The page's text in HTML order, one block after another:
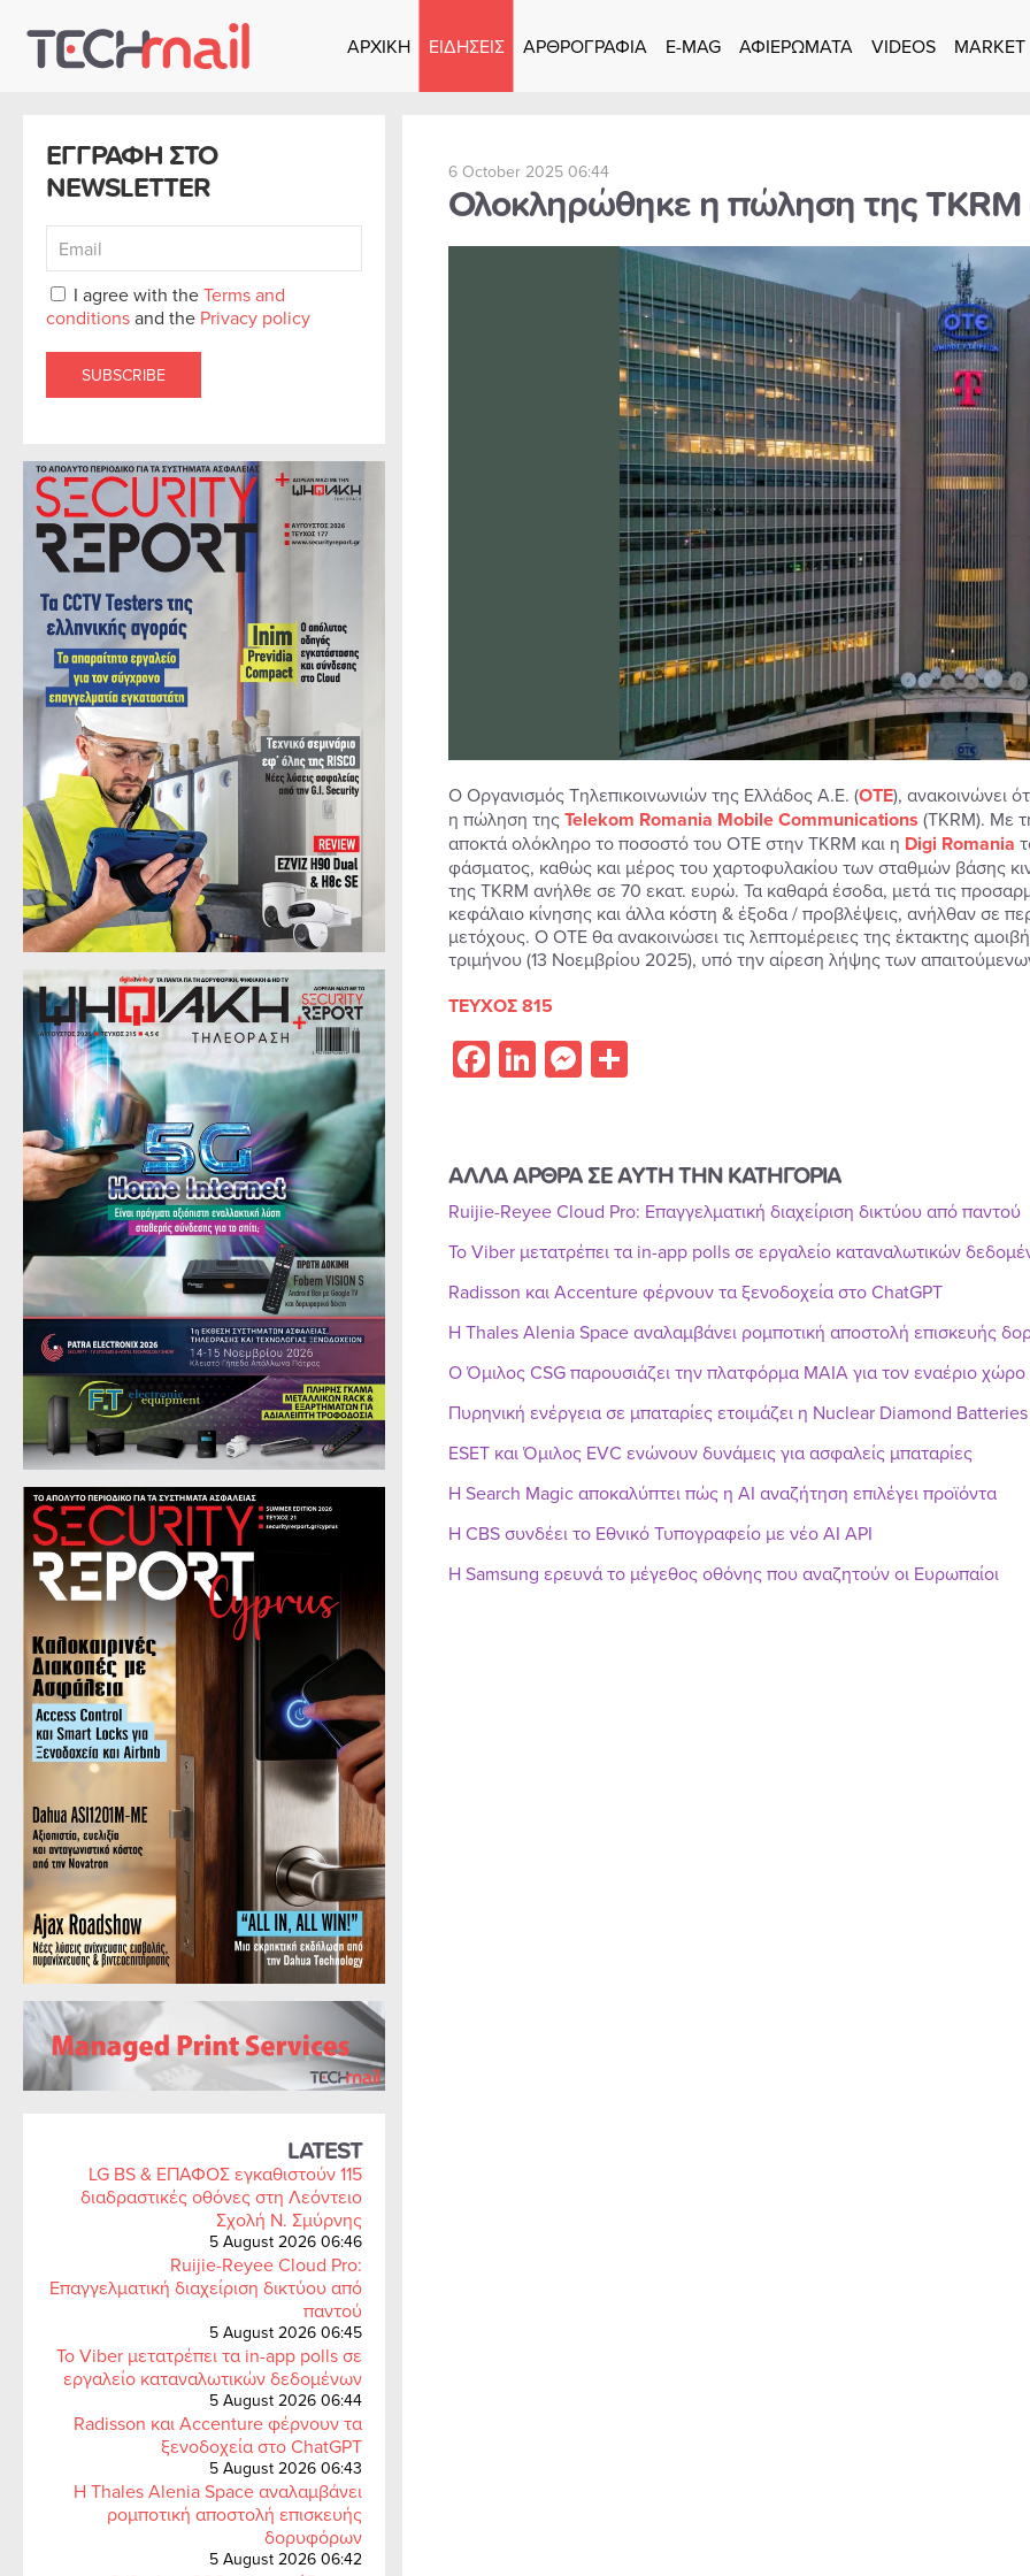
Skip to main content
ΑΡΧΙΚΗ ΕΙΔΗΣΕΙΣ ΑΡΘΡΟΓΡΑΦΙΑ E-MAG ΑΦΙΕΡΩΜΑΤΑ VIDEOS MARKET
ΕΓΓΡΑΦΗ ΣΤΟ
NEWSLETTER
I agree with theTerms and
conditionsand the Privacy policy
SUBSCRIBE
LATEST
LG BS & ΕΠΑΦΟΣ εγκαθιστούν 115
διαδραστικές οθόνες στη Λεόντειο
Σχολή Ν. Σμύρνης
5 August 2026 06:46
Ruijie-Reyee Cloud Pro:
Επαγγελματική διαχείριση δικτύου από
παντού
5 August 2026 06:45
Το Viber μετατρέπει τα in-app polls σε
εργαλείο καταναλωτικών δεδομένων
5 August 2026 06:44
Radisson και Accenture φέρνουν τα
ξενοδοχεία στο ChatGPT
5 August 2026 06:43
Η Thales Alenia Space αναλαμβάνει
ρομποτική αποστολή επισκευής
δορυφόρων
5 August 2026 06:42
6 October 2025 06:44
Ολοκληρώθηκε η πώληση της
O Οργανισμός Τηλεπικοινωνιών της Ελλάδος Α.Ε. (ΟΤΕ), ανακοινώνει
η πώληση τηςTelekom Romania MobileCommunications (TKRM). Με
αποκτά ολόκληρο το ποσοστό του ΟΤΕ στην TKRM και η Digi Romania
φάσματος, καθώς και μέρος του χαρτοφυλακίου των σταθμών βάσης
της TKRM ανήλθε σε 70 εκατ. ευρώ. Τα καθαρά έσοδα, μετά τις
κεφάλαιο κίνησης και άλλα κόστη & έξοδα / προβλέψεις, ανήλθαν σε
μετόχους. Ο ΟΤΕ θα ανακοινώσει τις λεπτομέρειες της έκτακτης
τριμήνου (13 Νοεμβρίου 2025), υπό την αίρεση λήψης των
ΤΕΥΧΟΣ 815
Facebook
LinkedIn
Messenger
Share
ΑΛΛΑ ΑΡΘΡΑ ΣΕ ΑΥΤΗ ΤΗΝ ΚΑΤΗΓΟΡΙΑ
Ruijie-Reyee Cloud Pro: Επαγγελματική διαχείριση δικτύου από παντού
Το Viber μετατρέπει τα in-app polls σε εργαλείο καταναλωτικών
Radisson και Accenture φέρνουν τα ξενοδοχεία στο ChatGPT
Η Thales Alenia Space αναλαμβάνει ρομποτική αποστολή επισκευής
Ο Όμιλος CSG παρουσιάζει την πλατφόρμα MAIA για τον εναέριο χώρο
Πυρηνική ενέργεια σε μπαταρίες ετοιμάζει η Nuclear Diamond Batteries
ESET και Όμιλος EVC ενώνουν δυνάμεις για ασφαλείς μπαταρίες
Η Search Magic αποκαλύπτει πώς η AI αναζήτηση επιλέγει προϊόντα
Η CBS συνδέει το Εθνικό Τυπογραφείο με νέο AI API
Η Samsung ερευνά το μέγεθος οθόνης που αναζητούν οι Ευρωπαίοι